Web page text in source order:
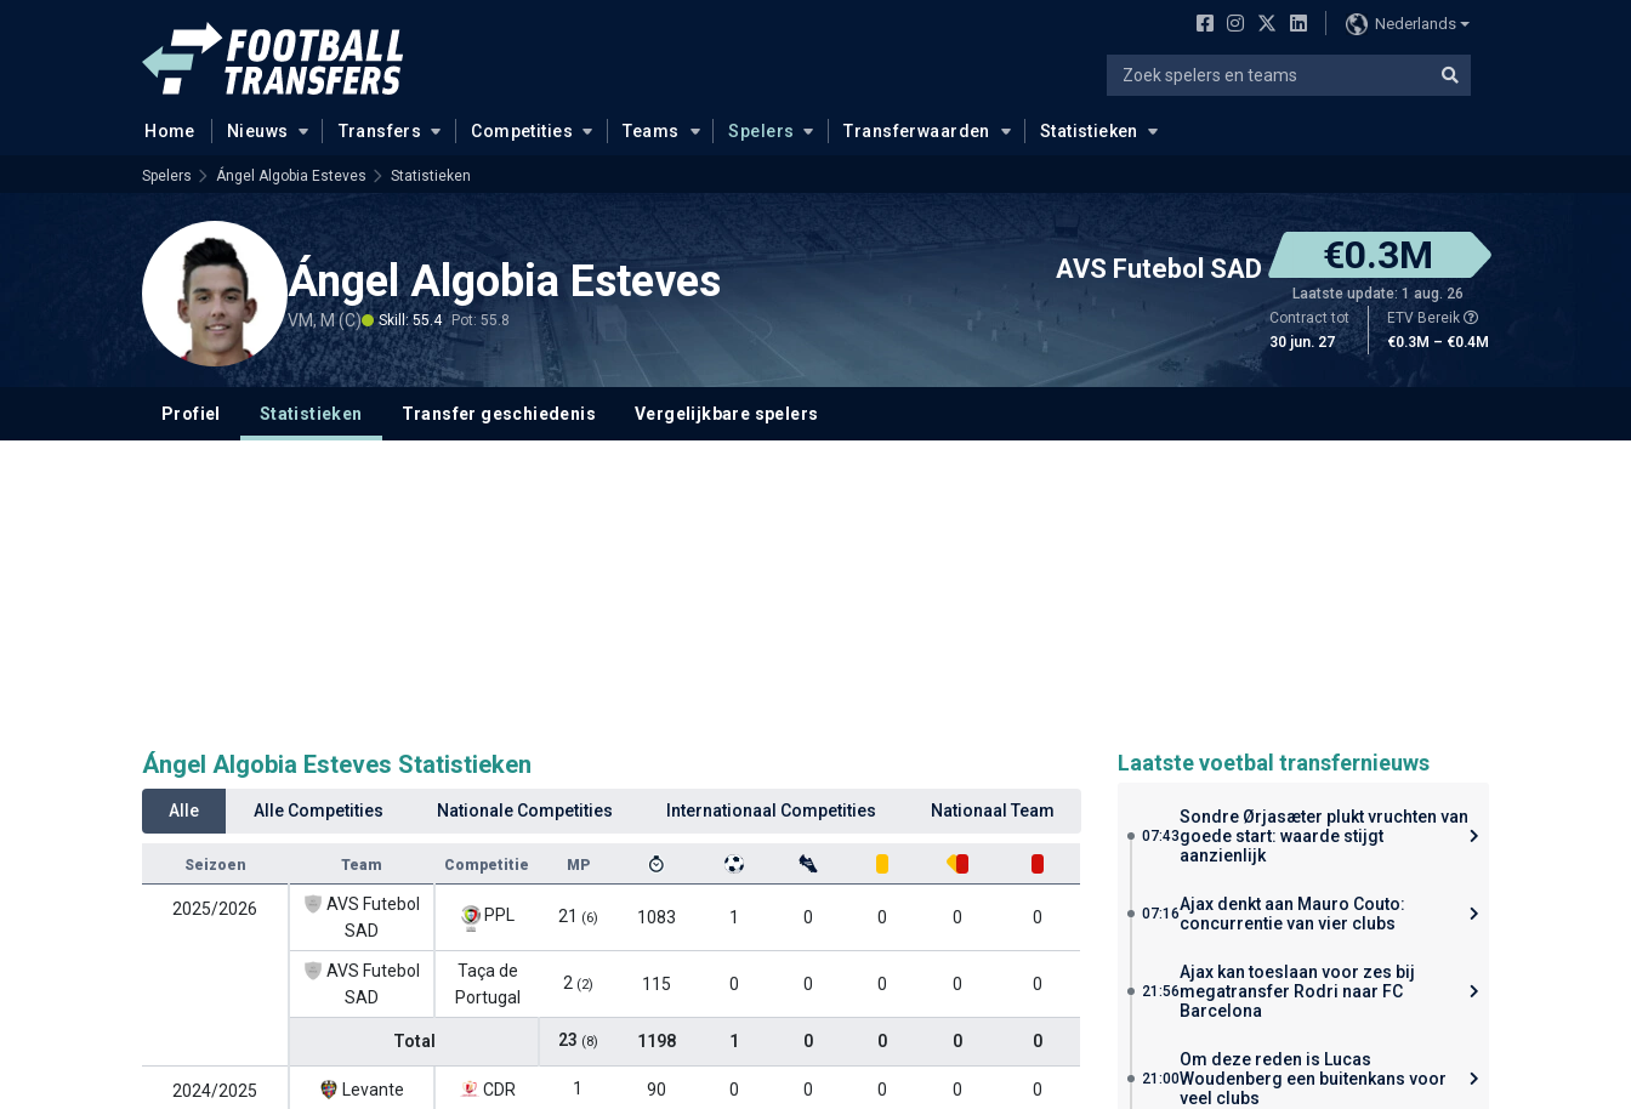
Nederlands
Home Nieuws Transfers Competities Teams Spelers Transferwaarden Statistieken
Spelers Ángel Algobia Esteves Statistieken
Ángel Algobia Esteves
VM, M (C) Skill: 55.4 Pot: 55.8
AVS Futebol SAD €0.3M
Laatste update: 1 aug. 26
Contract tot
30 jun. 27
ETV Bereik
€0.3M – €0.4M
Profiel Statistieken Transfer geschiedenis Vergelijkbare spelers
Ángel Algobia Esteves Statistieken
Alle Alle Competities Nationale Competities Internationaal Competities Nationaal Team
Seizoen Team Competitie MP
2025/2026
AVS Futebol
SAD
PPL 21 (6) 1083 1 0 0 0 0
AVS Futebol
SAD
Taça de
Portugal
2 (2) 115 0 0 0 0 0
Total 23 (8) 1198 1 0 0 0 0
2024/2025 Levante CDR 1 90 0 0 0 0 0
Laatste voetbal transfernieuws
07:43
Sondre Ørjasæter plukt vruchten van
goede start: waarde stijgt
aanzienlijk
07:16Ajax denkt aan Mauro Couto:
concurrentie van vier clubs
21:56
Ajax kan toeslaan voor zes bij
megatransfer Rodri naar FC
Barcelona
21:00
Om deze reden is Lucas
Woudenberg een buitenkans voor
veel clubs